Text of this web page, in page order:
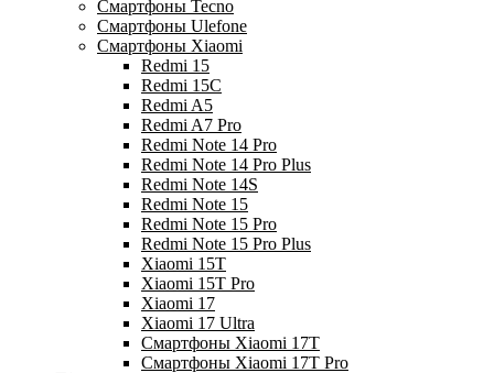
Смартфоны Tecno
Смартфоны Ulefone
Смартфоны Xiaomi
Redmi 15
Redmi 15C
Redmi A5
Redmi A7 Pro
Redmi Note 14 Pro
Redmi Note 14 Pro Plus
Redmi Note 14S
Redmi Note 15
Redmi Note 15 Pro
Redmi Note 15 Pro Plus
Xiaomi 15T
Xiaomi 15T Pro
Xiaomi 17
Xiaomi 17 Ultra
Смартфоны Xiaomi 17Т
Смартфоны Xiaomi 17Т Pro